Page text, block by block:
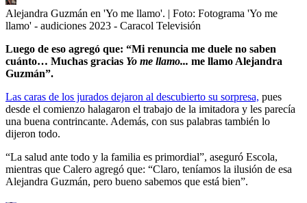
Alejandra Guzmán en 'Yo me llamo'. | Foto: Fotograma 'Yo me
llamo' - audiciones 2023 - Caracol Televisión
Luego de eso agregó que: “Mi renuncia me duele no saben
cuánto… Muchas gracias Yo me llamo... me llamo Alejandra
Guzmán”.
Las caras de los jurados dejaron al descubierto su sorpresa, pues
desde el comienzo halagaron el trabajo de la imitadora y les parecía
una buena contrincante. Además, con sus palabras también lo
dijeron todo.
“La salud ante todo y la familia es primordial”, aseguró Escola,
mientras que Calero agregó que: “Claro, teníamos la ilusión de esa
Alejandra Guzmán, pero bueno sabemos que está bien”.